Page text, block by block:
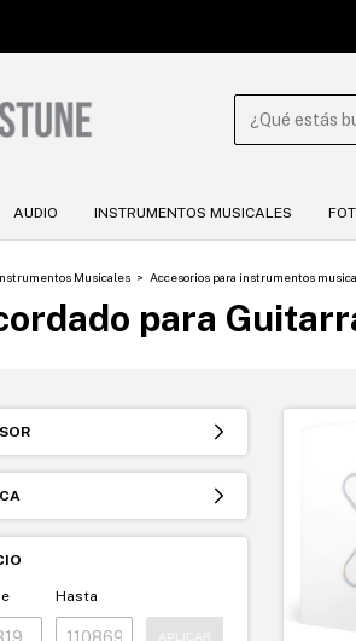
AUDIO INSTRUMENTOS MUSICALES
Musicales > Accesorios para instrumentos
para
Hasta